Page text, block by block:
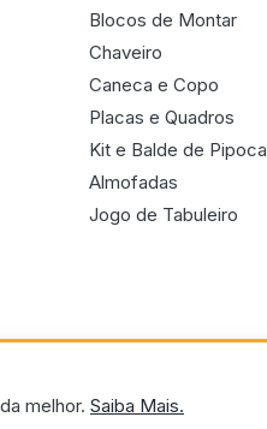
melhor. Saiba Mais.
Blocos de Montar
Chaveiro
Caneca e Copo
Placas e Quadros
Kit e Balde de Pipoca
Almofadas
Jogo de Tabuleiro